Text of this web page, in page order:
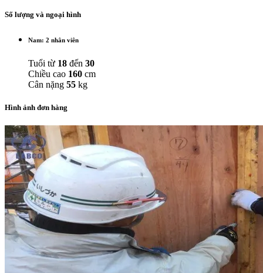
Số lượng và ngoại hình
Nam: 2 nhân viên
Tuổi từ 18 đến 30
Chiều cao 160 cm
Cân nặng 55 kg
Hình ảnh đơn hàng